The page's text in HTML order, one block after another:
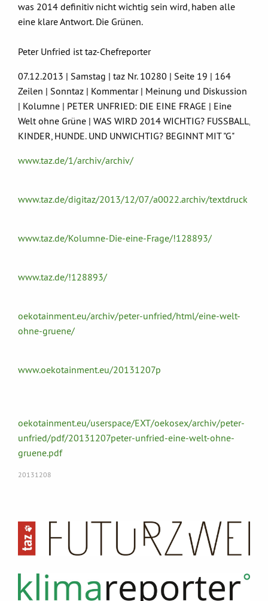
was 2014 definitiv nicht wichtig sein wird, haben alle
eine klare Antwort. Die Grünen.
Peter Unfried ist taz-Chefreporter
07.12.2013 | Samstag | taz Nr. 10280 | Seite 19 | 164
Zeilen | Sonntaz | Kommentar | Meinung und Diskussion
| Kolumne | PETER UNFRIED: DIE EINE FRAGE | Eine
Welt ohne Grüne | WAS WIRD 2014 WICHTIG? FUSSBALL,
KINDER, HUNDE. UND UNWICHTIG? BEGINNT MIT "G"
www.taz.de/1/archiv/archiv/
www.taz.de/digitaz/2013/12/07/a0022.archiv/textdruck
www.taz.de/Kolumne-Die-eine-Frage/!128893/
www.taz.de/!128893/
oekotainment.eu/archiv/peter-unfried/html/eine-welt-
ohne-gruene/
www.oekotainment.eu/20131207p
oekotainment.eu/userspace/EXT/oekosex/archiv/peter-
unfried/pdf/20131207peter-unfried-eine-welt-ohne-
gruene.pdf
20131208